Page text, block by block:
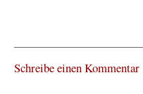
Schreibe einen Kommentar